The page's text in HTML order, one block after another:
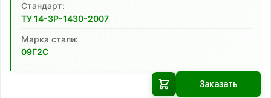
Cтандарт:
ТУ 14-3Р-1430-2007
Марка стали:
09Г2С
Заказать